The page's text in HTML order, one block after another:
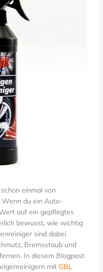
einmal von
du ein Auto-
auf ein gepflegtes
bewusst, wie wichtig
sind dabei
Bremsstaub und
In diesem Blogpost
mit GBL